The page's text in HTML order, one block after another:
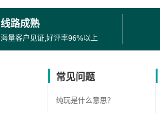
线路成熟
海量客户见证,好评率96%以上
常见问题
纯玩是什么意思？